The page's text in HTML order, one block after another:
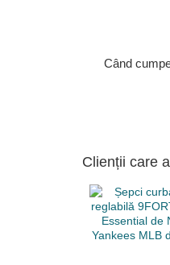
Când
Clienții care